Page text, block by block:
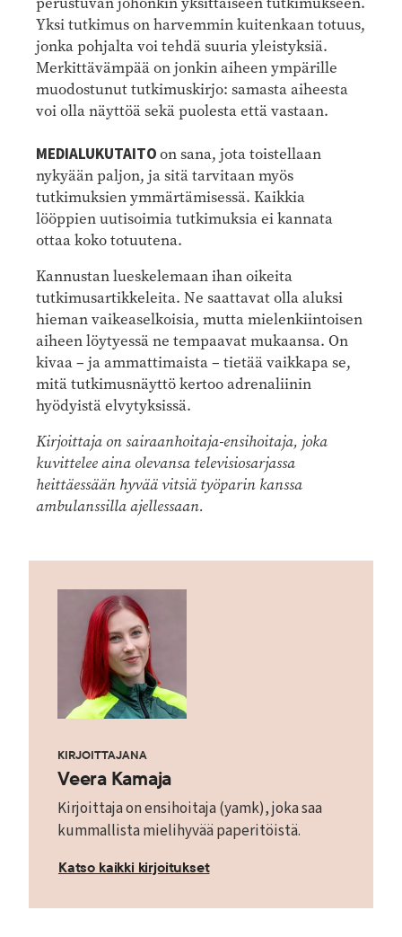
Yksi tutkimus on harvemmin kuitenkaan totuus,
jonka pohjalta voi tehdä suuria yleistyksiä.
Merkittävämpää on jonkin aiheen ympärille
muodostunut tutkimuskirjo: samasta aiheesta
voi olla näyttöä sekä puolesta että vastaan.
MEDIALUKUTAITOon sana, jota toistellaan
nykyään paljon, ja sitä tarvitaan myös
tutkimuksien ymmärtämisessä. Kaikkia
lööppien uutisoimia tutkimuksia ei kannata
ottaa koko totuutena.
Kannustan lueskelemaan ihan oikeita
tutkimusartikkeleita. Ne saattavat olla aluksi
hieman vaikeaselkoisia, mutta mielenkiintoisen
aiheen löytyessä ne tempaavat mukaansa. On
kivaa – ja ammattimaista – tietää vaikkapa se,
mitä tutkimusnäyttö kertoo adrenaliinin
hyödyistä elvytyksissä.
Kirjoittaja on sairaanhoitaja-ensihoitaja, joka
kuvittelee aina olevansa televisiosarjassa
heittäessään hyvää vitsiä työparin kanssa
ambulanssilla ajellessaan.
KIRJOITTAJANA
Veera Kamaja
Kirjoittaja on ensihoitaja (yamk), joka saa
kummallista mielihyvää paperitöistä.
Katso kaikki kirjoitukset